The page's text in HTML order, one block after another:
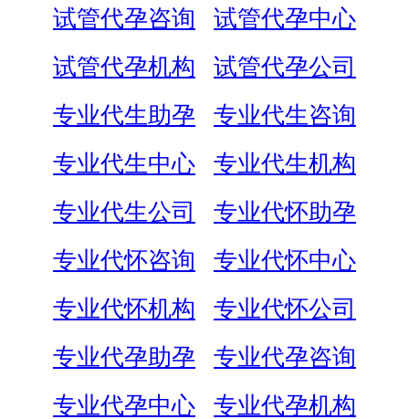
试管代孕咨询
试管代孕中心
试管代孕机构
试管代孕公司
专业代生助孕
专业代生咨询
专业代生中心
专业代生机构
专业代生公司
专业代怀助孕
专业代怀咨询
专业代怀中心
专业代怀机构
专业代怀公司
专业代孕助孕
专业代孕咨询
专业代孕中心
专业代孕机构